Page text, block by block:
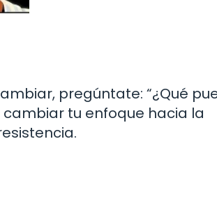
pregúntate: “¿Qué
cambiar tu enfoque hacia la